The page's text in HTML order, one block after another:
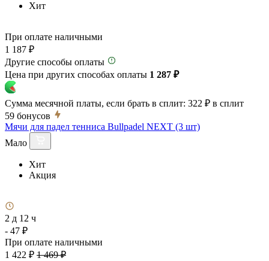
Хит
При оплате наличными
1 187 ₽
Другие способы оплаты
Цена при других способах оплаты 1 287 ₽
Сумма месячной платы, если брать в сплит: 322 ₽ в сплит
59 бонусов
Мячи для падел тенниса Bullpadel NEXT (3 шт)
Мало
Хит
Акция
2 д 12 ч
- 47 ₽
При оплате наличными
1 422 ₽ 1 469 ₽